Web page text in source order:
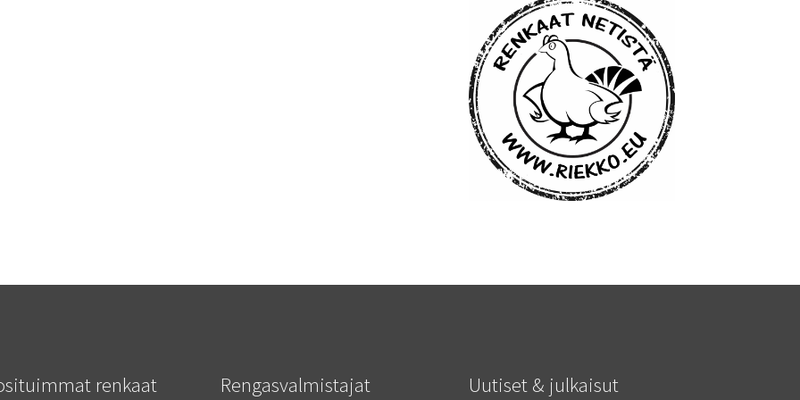
renkaat Rengasvalmistajat Uutiset & julkaisut